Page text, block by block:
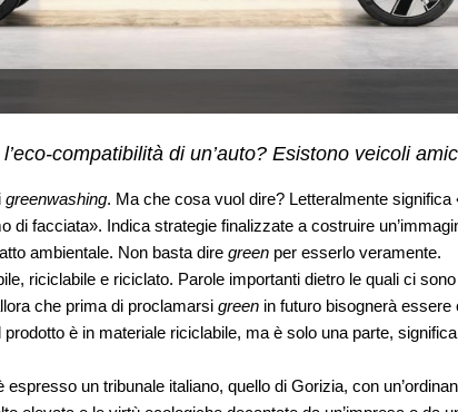
compatibilità di un’auto? Esistono veicoli
greenwashing. Ma che cosa vuol dire? Letteralmente
di facciata». Indica strategie finalizzate a costruire
ambientale. Non basta dire green per esserlo veramente.
riciclabile e riciclato. Parole importanti dietro le quali ci
che prima di proclamarsi green in futuro bisognerà
è in materiale riciclabile, ma è solo una parte,
un tribunale italiano, quello di Gorizia, con